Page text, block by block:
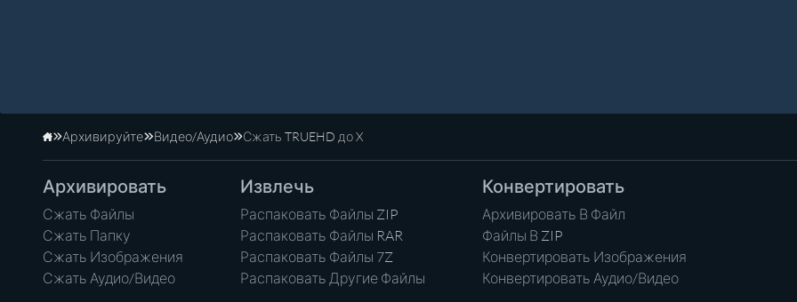
Главная
Архивируйте Видео/Аудио Сжать TRUEHD до X
Архивировать
Сжать Файлы
Сжать Папку
Сжать Изображения
Сжать Аудио/Видео
Извлечь
Распаковать Файлы ZIP
Распаковать Файлы RAR
Распаковать Файлы 7Z
Распаковать Другие Файлы
Конвертировать
Архивировать В Файл
Файлы В ZIP
Конвертировать Изображения
Конвертировать Аудио/Видео